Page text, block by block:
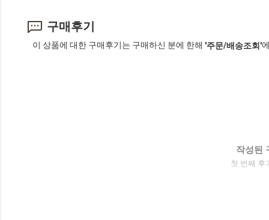
구매후기
이 상품에 대한 구매후기는 구매하신 분에 한해 '주문/배송조회'
작성된
첫 번째 후